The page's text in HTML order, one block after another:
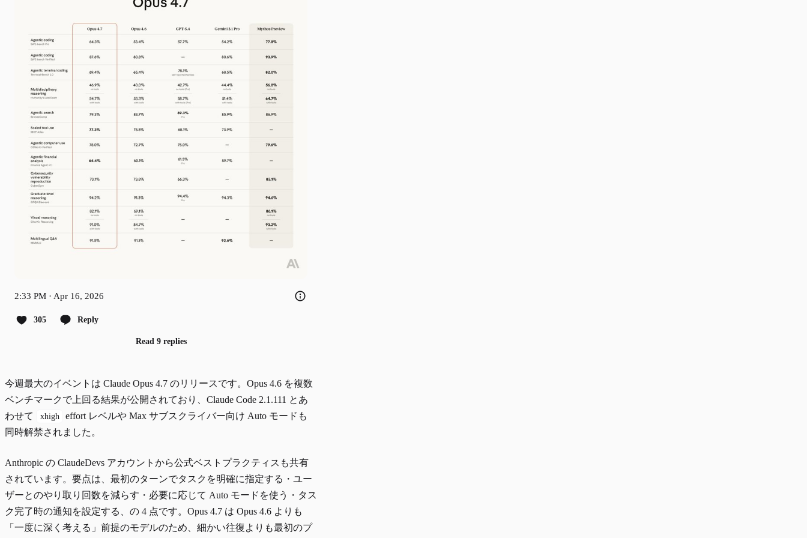
2:33 PM · Apr 16, 2026
305 Reply
Read 9 replies
今週最大のイベントは Claude Opus 4.7 のリリースです。Opus 4.6 を複数
ベンチマークで上回る結果が公開されており、Claude Code 2.1.111 とあ
わせて
xhigh
effort レベルや Max サブスクライバー向け Auto モードも
同時解禁されました。
Anthropic の ClaudeDevs アカウントから公式ベストプラクティスも共有
されています。要点は、最初のターンでタスクを明確に指定する・ユー
ザーとのやり取り回数を減らす・必要に応じて Auto モードを使う・タス
ク完了時の通知を設定する、の 4 点です。Opus 4.7 は Opus 4.6 よりも
「一度に深く考える」前提のモデルのため、細かい往復よりも最初のプ